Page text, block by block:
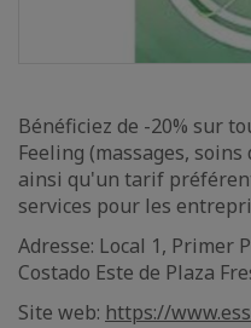
Bénéficiez de -20% sur
Feeling (massages,
ainsi qu'un tarif
services pour les
Adresse: Local 1, Primer
Costado Este de Plaza
Site web: https://